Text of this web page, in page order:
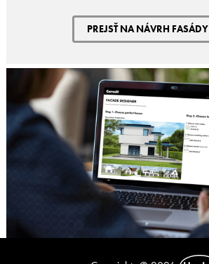
PREJSŤ NA NÁVRH FASÁDY